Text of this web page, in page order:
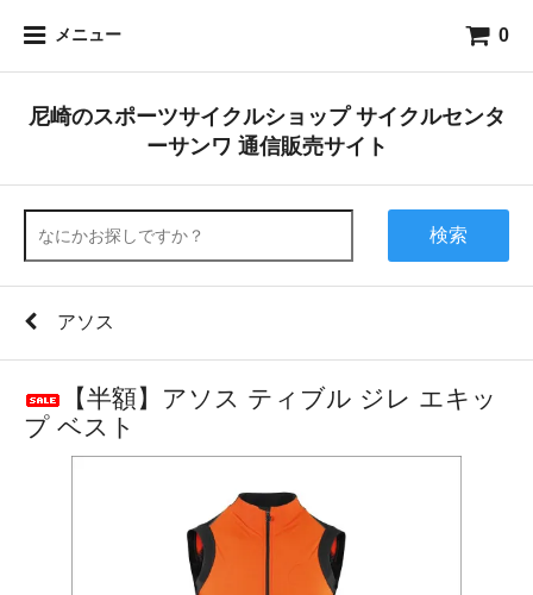
メニュー 0
尼崎のスポーツサイクルショップ サイクルセンタ
ーサンワ 通信販売サイト
検索
アソス
【半額】アソス ティブル ジレ エキッ
プ ベスト